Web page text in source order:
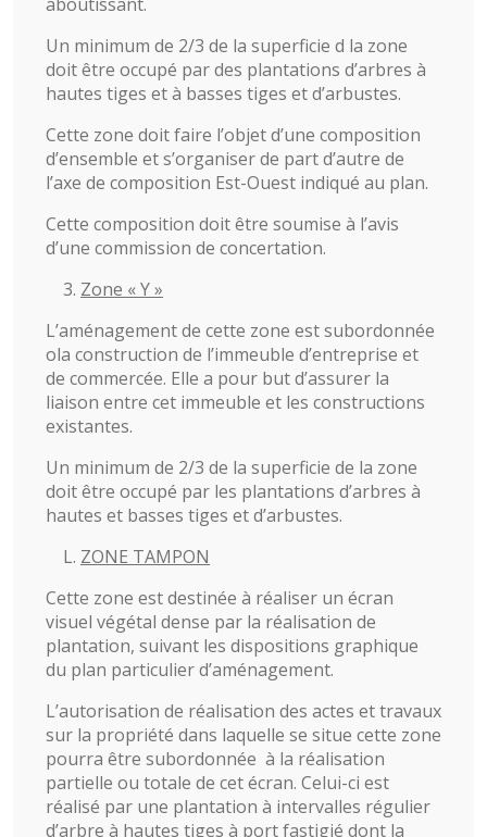
Un minimum de 2/3 de la superficie d la zone
doit être occupé par des plantations d’arbres à
hautes tiges et à basses tiges et d’arbustes.
Cette zone doit faire l’objet d’une composition
d’ensemble et s’organiser de part d’autre de
l’axe de composition Est-Ouest indiqué au plan.
Cette composition doit être soumise à l’avis
d’une commission de concertation.
Zone « Y »
L’aménagement de cette zone est subordonnée
ola construction de l’immeuble d’entreprise et
de commercée. Elle a pour but d’assurer la
liaison entre cet immeuble et les constructions
existantes.
Un minimum de 2/3 de la superficie de la zone
doit être occupé par les plantations d’arbres à
hautes et basses tiges et d’arbustes.
ZONE TAMPON
Cette zone est destinée à réaliser un écran
visuel végétal dense par la réalisation de
plantation, suivant les dispositions graphique
du plan particulier d’aménagement.
L’autorisation de réalisation des actes et travaux
sur la propriété dans laquelle se situe cette zone
pourra être subordonnée à la réalisation
partielle ou totale de cet écran. Celui-ci est
réalisé par une plantation à intervalles régulier
d’arbre à hautes tiges à port fastigié dont la